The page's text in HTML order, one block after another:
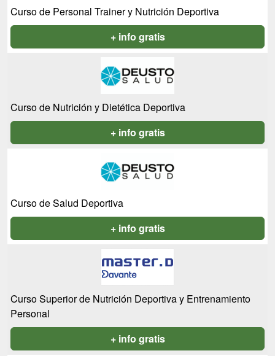
Curso de Personal Trainer y Nutrición Deportiva
+ info gratis
Curso de Nutrición y Dietética Deportiva
+ info gratis
Curso de Salud Deportiva
+ info gratis
Curso Superior de Nutrición Deportiva y Entrenamiento
Personal
+ info gratis